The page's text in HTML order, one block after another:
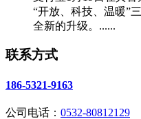
“开放、科技、温暖”
全新的升级。......
联系方式
186-5321-9163
公司电话： 0532-80812129